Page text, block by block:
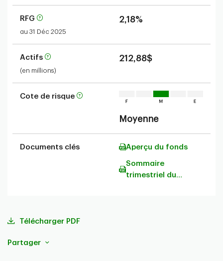
RFG
au 31 Déc 2025
2,18%
Actifs
(en millions)
212,88$
Cote de risque
Moyenne
Documents clés Aperçu du fonds
Sommaire
trimestriel du
Télécharger PDF
Partager